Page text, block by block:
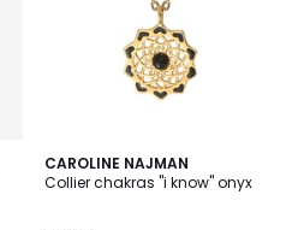
CAROLINE NAJMAN
Collier chakras "i know" onyx